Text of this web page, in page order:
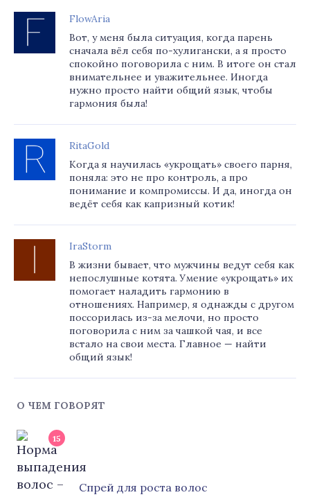
FlowAria
Вот, у меня была ситуация, когда парень
сначала вёл себя по-хулигански, а я просто
спокойно поговорила с ним. В итоге он стал
внимательнее и уважительнее. Иногда
нужно просто найти общий язык, чтобы
гармония была!
RitaGold
Когда я научилась «укрощать» своего парня,
поняла: это не про контроль, а про
понимание и компромиссы. И да, иногда он
ведёт себя как капризный котик!
IraStorm
В жизни бывает, что мужчины ведут себя как
непослушные котята. Умение «укрощать» их
помогает наладить гармонию в
отношениях. Например, я однажды с другом
поссорилась из-за мелочи, но просто
поговорила с ним за чашкой чая, и все
встало на свои места. Главное — найти
общий язык!
О ЧЕМ ГОВОРЯТ
15
Cпрей для роста волос